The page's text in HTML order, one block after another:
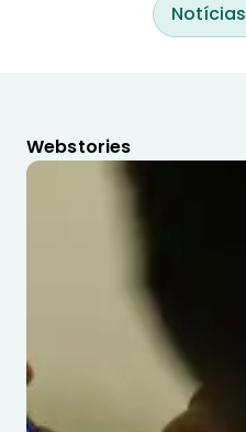
Notícias
Webstories